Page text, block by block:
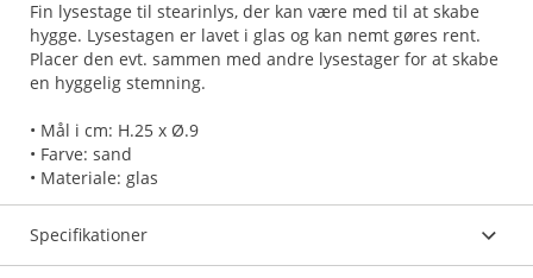
Fin lysestage til stearinlys, der kan være med til at skabe
hygge. Lysestagen er lavet i glas og kan nemt gøres rent.
Placer den evt. sammen med andre lysestager for at skabe
en hyggelig stemning.
• Mål i cm: H.25 x Ø.9
• Farve: sand
Specifikationer